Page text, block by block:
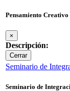
Pensamiento Creativo
×
Descripción:
Cerrar
Seminario de
Seminario de